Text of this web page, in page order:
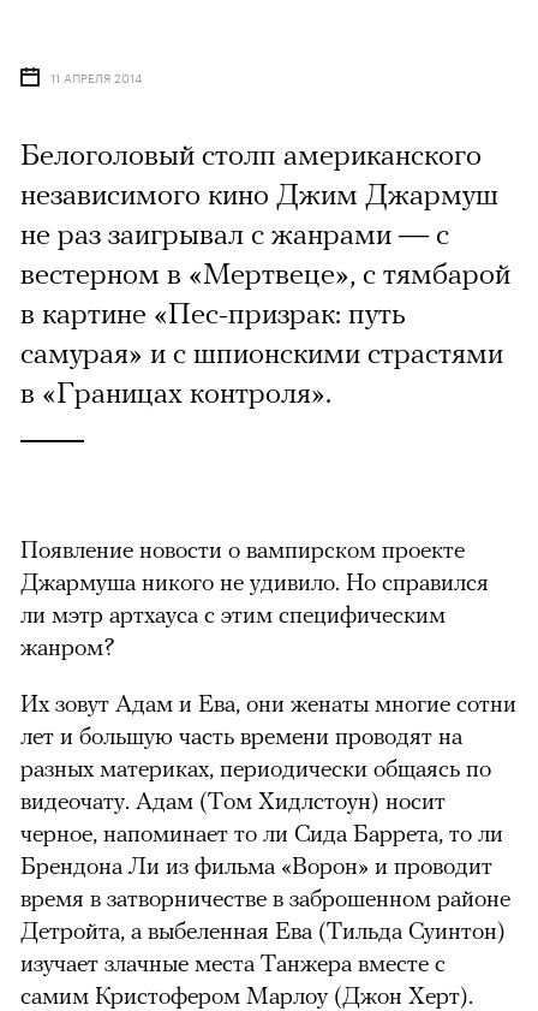
11 АПРЕЛЯ 2014
Белоголовый столп американского
независимого кино Джим Джармуш
не раз заигрывал с жанрами — с
вестерном в «Мертвеце», с тямбарой
в картине «Пес-призрак: путь
самурая» и с шпионскими страстями
в «Границах контроля».
Появление новости о вампирском проекте
Джармуша никого не удивило. Но справился
ли мэтр артхауса с этим специфическим
жанром?
Их зовут Адам и Ева, они женаты многие сотни
лет и большую часть времени проводят на
разных материках, периодически общаясь по
видеочату. Адам (Том Хидлстоун) носит
черное, напоминает то ли Сида Баррета, то ли
Брендона Ли из фильма «Ворон» и проводит
время в затворничестве в заброшенном районе
Детройта, а выбеленная Ева (Тильда Суинтон)
изучает злачные места Танжера вместе с
самим Кристофером Марлоу (Джон Херт).